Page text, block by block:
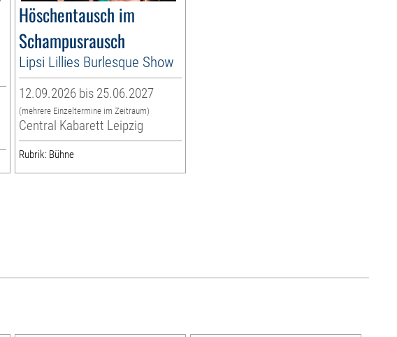
Höschentausch im
Schampusrausch
Lipsi Lillies Burlesque Show
12.09.2026 bis 25.06.2027
(mehrere Einzeltermine im Zeitraum)
Central Kabarett Leipzig
Rubrik: Bühne